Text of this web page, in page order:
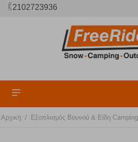
2102723936
Αρχική / Εξοπλισμός Βουνού & Είδη Camping